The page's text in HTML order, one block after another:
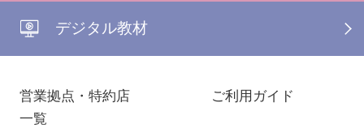
デジタル教材
営業拠点・特約店
一覧
ご利用ガイド